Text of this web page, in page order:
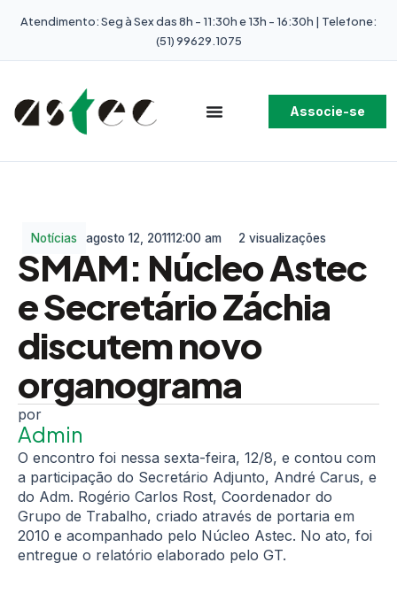
Atendimento: Seg à Sex das 8h - 11:30h e 13h - 16:30h | Telefone:
(51) 99629.1075
Associe-se
Notícias agosto 12, 201112:00 am 2 visualizações
SMAM: Núcleo Astec
e Secretário Záchia
discutem novo
organograma
Admin
O encontro foi nessa sexta-feira, 12/8, e contou com
a participação do Secretário Adjunto, André Carus, e
do Adm. Rogério Carlos Rost, Coordenador do
Grupo de Trabalho, criado através de portaria em
2010 e acompanhado pelo Núcleo Astec. No ato, foi
entregue o relatório elaborado pelo GT.